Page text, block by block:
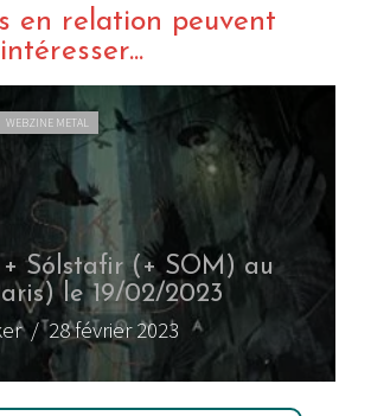
en relation peuvent
WEBZINE METAL
Sólstafir (+ SOM) au
le 19/02/2023
/ 28 février 2023